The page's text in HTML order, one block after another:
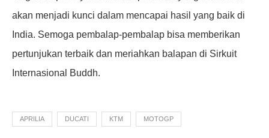
akan menjadi kunci dalam mencapai hasil yang baik di
India. Semoga pembalap-pembalap bisa memberikan
pertunjukan terbaik dan meriahkan balapan di Sirkuit
Internasional Buddh.
APRILIA DUCATI KTM MOTOGP